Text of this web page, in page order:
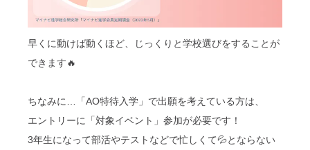
早くに動けば動くほど、じっくりと学校選びをすることが
できます🔥
ちなみに…「AO特待入学」で出願を考えている方は、
エントリーに「対象イベント」参加が必要です！
3年生になって部活やテストなどで忙しくて💦とならない